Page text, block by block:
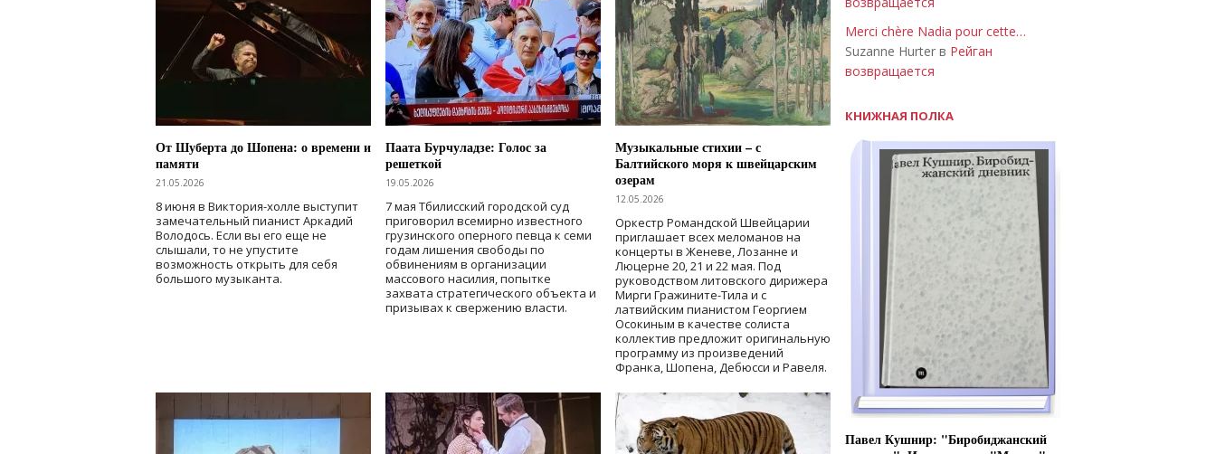
От Шуберта до Шопена: о времени и
памяти
21.05.2026
8 июня в Виктория-холле выступит
замечательный пианист Аркадий
Володось. Если вы его еще не
слышали, то не упустите
возможность открыть для себя
большого музыканта.
Паата Бурчуладзе: Голос за
решеткой
19.05.2026
7 мая Тбилисский городской суд
приговорил всемирно известного
грузинского оперного певца к семи
годам лишения свободы по
обвинениям в организации
массового насилия, попытке
захвата стратегического объекта и
призывах к свержению власти.
Музыкальные стихии – с
Балтийского моря к швейцарским
озерам
12.05.2026
Оркестр Романдской Швейцарии
приглашает всех меломанов на
концерты в Женеве, Лозанне и
Люцерне 20, 21 и 22 мая. Под
руководством литовского дирижера
Мирги Гражините-Тила и с
латвийским пианистом Георгием
Осокиным в качестве солиста
коллектив предложит оригинальную
программу из произведений
Франка, Шопена, Дебюсси и Равеля.
Merci chère Nadia pour cette…
Suzanne Hurter в Рейган
возвращается
КНИЖНАЯ ПОЛКА
Павел Кушнир: "Биробиджанский